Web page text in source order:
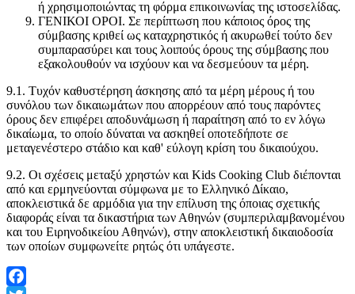
ή χρησιμοποιώντας τη φόρμα επικοινωνίας της ιστοσελίδας.
ΓΕΝΙΚΟΙ ΟΡΟΙ. Σε περίπτωση που κάποιος όρος της
σύμβασης κριθεί ως καταχρηστικός ή ακυρωθεί τούτο δεν
συμπαρασύρει και τους λοιπούς όρους της σύμβασης που
εξακολουθούν να ισχύουν και να δεσμεύουν τα μέρη.
9.1. Τυχόν καθυστέρηση άσκησης από τα μέρη μέρους ή του
συνόλου των δικαιωμάτων που απορρέουν από τους παρόντες
όρους δεν επιφέρει αποδυνάμωση ή παραίτηση από το εν λόγω
δικαίωμα, το οποίο δύναται να ασκηθεί οποτεδήποτε σε
μεταγενέστερο στάδιο και καθ' εύλογη κρίση του δικαιούχου.
9.2. Οι σχέσεις μεταξύ χρηστών και Kids Cooking Club διέπονται
από και ερμηνεύονται σύμφωνα με το Ελληνικό Δίκαιο,
αποκλειστικά δε αρμόδια για την επίλυση της όποιας σχετικής
διαφοράς είναι τα δικαστήρια των Αθηνών (συμπεριλαμβανομένου
και του Ειρηνοδικείου Αθηνών), στην αποκλειστική δικαιοδοσία
των οποίων συμφωνείτε ρητώς ότι υπάγεστε.